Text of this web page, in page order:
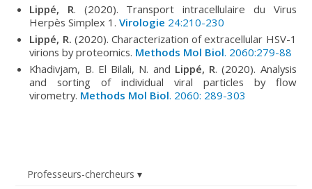
Professeurs-chercheurs
Lippé, R. (2020). Transport intracellulaire du Virus
Herpès Simplex 1.Virologie 24:210-230
Lippé, R. (2020). Characterization of extracellular HSV-1
virions by proteomics. Methods Mol Biol. 2060:279-88
Khadivjam, B. El Bilali, N. and Lippé, R. (2020). Analysis
and sorting of individual viral particles by flow
virometry. Methods Mol Biol. 2060: 289-303